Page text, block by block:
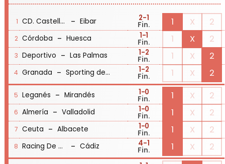
1 CD. Castellón - Eibar 2-1
Fin. 1 X 2
2 Córdoba - Huesca 1-1
Fin. 1 X 2
3 Deportivo - Las Palmas 1-2
Fin. 1 X 2
4 Granada - Sporting de Gijón 1-2
Fin. 1 X 2
5 Leganés - Mirandés 1-0
Fin. 1 X 2
6 Almería - Valladolid 1-0
Fin. 1 X 2
7 Ceuta - Albacete 1-0
Fin. 1 X 2
8 Racing De Santander - Cádiz 4-1
Fin. 1 X
2